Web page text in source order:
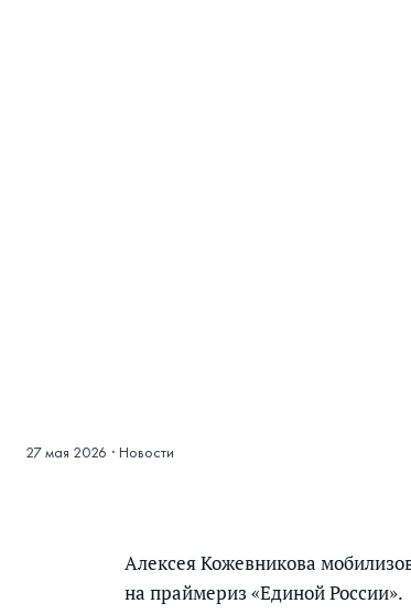
27 мая 2026 · Новости
Алексея Кожевникова
на праймериз «Единой России».